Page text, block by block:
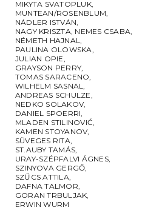
MIKYTA SVATOPLUK,
MUNTEAN/ROSENBLUM,
NÁDLER ISTVÁN,
NAGY KRISZTA, NEMES CSABA,
NÉMETH HAJNAL,
PAULINA OLOWSKA,
JULIAN OPIE,
GRAYSON PERRY,
TOMAS SARACENO,
WILHELM SASNAL,
ANDREAS SCHULZE,
NEDKO SOLAKOV,
DANIEL SPOERRI,
MLADEN STILINOVIĆ,
KAMEN STOYANOV,
SÜVEGES RITA,
ST.AUBY TAMÁS,
URAY-SZÉPFALVI ÁGNES,
SZINYOVA GERGŐ,
SZŰCS ATTILA,
DAFNA TALMOR,
GORAN TRBULJAK,
ERWIN WURM